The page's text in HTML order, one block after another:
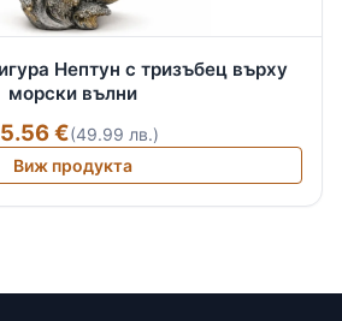
Нептун с тризъбец върху
морски вълни
€(49.99 лв.)
Виж продукта